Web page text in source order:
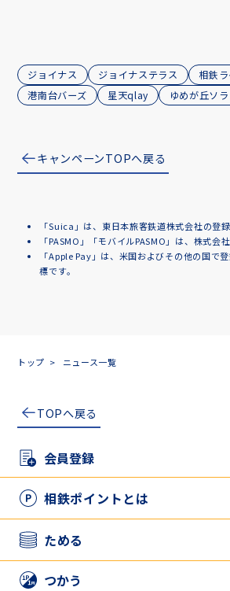
ジョイナス ジョイナステラス
相鉄
港南台バーズ
星天qlay ゆめが丘ソ
キャンペーンTOPへ戻る
「Suica」は、東日本旅客鉄道株式会社の登録
「PASMO」「モバイルPASMO」は、株式会
「Apple Pay」は、米国およびその他の国で
標です。
トップ ニュース一覧
TOPへ戻る
会員登録
新規登録の方
アプリとカードを併用したい方
相鉄ポイントとは
ためる
つかう